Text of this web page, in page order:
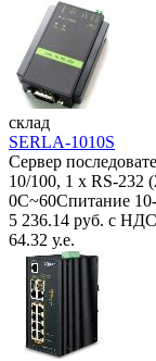
склад
SERLA-1010S
Сервер
10/100, 1 x RS-232
0C~60Спитание
5 236.14 руб. с НДС
64.32 у.е.